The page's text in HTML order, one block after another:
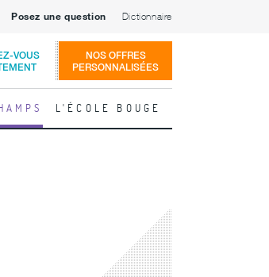
Posez une question Dictionnaire
VOUS
NOS OFFRES
PERSONNALISÉES
L'ÉCOLE BOUGE